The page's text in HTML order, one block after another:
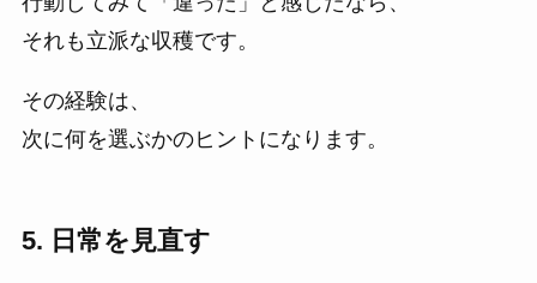
それも立派な収穫です。
その経験は、
次に何を選ぶかのヒントになります。
5. 日常を見直す